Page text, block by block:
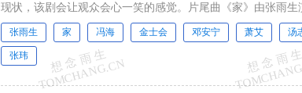
现状，该剧会让观众会心一笑的感觉。片尾曲《家》由张雨生
的、温馨的、想念家的感觉。
张雨生 家 冯海 金士会 邓安宁 萧艾 汤
张玮